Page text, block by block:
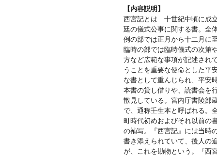
【内容説明】
西宮記とは 十世紀中頃に成
廷の儀式公事に関する書。全
例の部では正月から十二月に
臨時の部では臨時儀式の次第
方など広範な事項が記述され
うことを重要な使命とした平
な書として重んじられ、平安
本書の貸し借りや、読書会を
散見している。宮内庁書陵部
で、通称壬生本と呼ばれる。
町時代初めおよびそれ以前の
の補写。『西宮記』には当時
書き添えられていて、後人の
が、これを勘物という。『西